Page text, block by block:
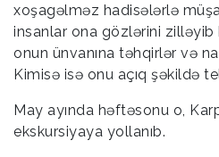
xoşagəlməz hadisələrlə
insanlar ona gözlərini zilləyib
onun ünvanına təhqirlər və
Kimisə isə onu açıq şəkildə
May ayında həftəsonu o,
ekskursiyaya yollanıb.